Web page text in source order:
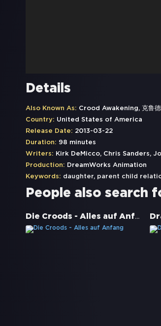
Details
Also Known As: Crood Awakening, 克鲁
Country: United States of America
Release Date: 2013-03-22
Duration: 98 minutes
Writers: Kirk DeMicco, Chris Sanders,
Production: DreamWorks Animation
Keywords: daughter, parent child
People also search
Die Croods - Alles auf Anfang